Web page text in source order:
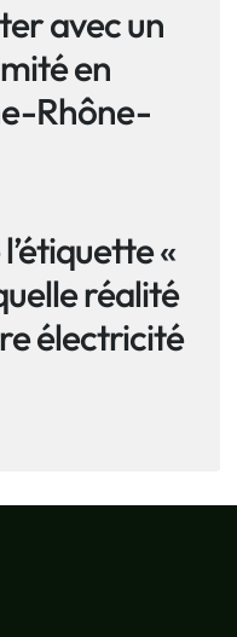
avec un
en
Rhône-
«
réalité
électricité